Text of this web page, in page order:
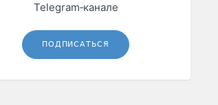
Telegram‑канале
ПОДПИСАТЬСЯ